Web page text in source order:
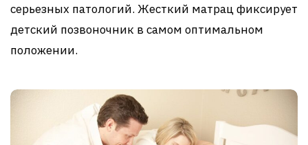
серьезных патологий. Жесткий матрац фиксирует
детский позвоночник в самом оптимальном
положении.